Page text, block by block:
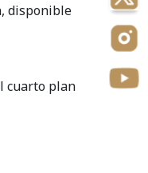
disponible
cuarto plan